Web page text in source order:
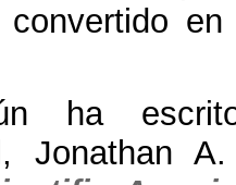
en
ha
, Jonathan A